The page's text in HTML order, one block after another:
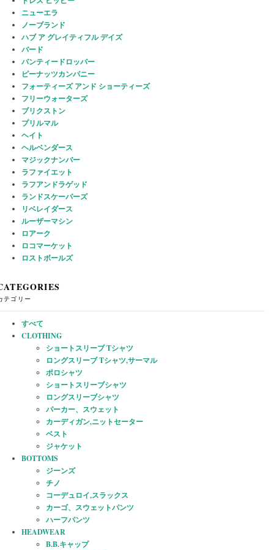
ニューエラ
ノーブランド
ハブ ア グレイティフル デイズ
バード
パンティードロッパー
ピーナッツカンパニー
フォーティーズ アンド ショーティーズ
フリーウォーターズ
ブリクストン
プリルマル
ヘイト
ヘルベンダース
マジックナンバー
ラファイエット
ラフアンドラゲッド
ランドスケーパーズ
リベレイダース
ルーザーマシン
ロアーク
ロコマーケット
ロストボールズ
テゴリー
すべて
CLOTHING
ショートスリーブ Tシャツ
ロングスリーブ Tシャツ,サーマル
ポロシャツ
ショートスリーブシャツ
ロングスリーブシャツ
パーカー、スウェット
カーディガン,ニットセーター
ベスト
ジャケット
BOTTOMS
ジーンズ
チノ
コーデュロイ,スラックス
カーゴ、スウェットパンツ
ハーフパンツ
HEADWEAR
B.B.キャップ